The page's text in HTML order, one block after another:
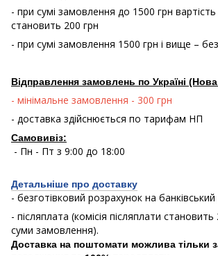
- при сумі замовлення до 1500 грн
становить 200 грн
- при сумі замовлення 1500 грн і вище –
Відправлення замовлень по Україні
- мінімальне замовлення - 300 грн
- доставка здійснюється по тарифам НП
Самовивіз:
- Пн - Пт з 9:00 до 18:00
Детальніше про доставку
- безготівковий розрахунок на
- післяплата (комісія післяплати становить
суми замовлення).
Доставка на поштомати можлива тільки